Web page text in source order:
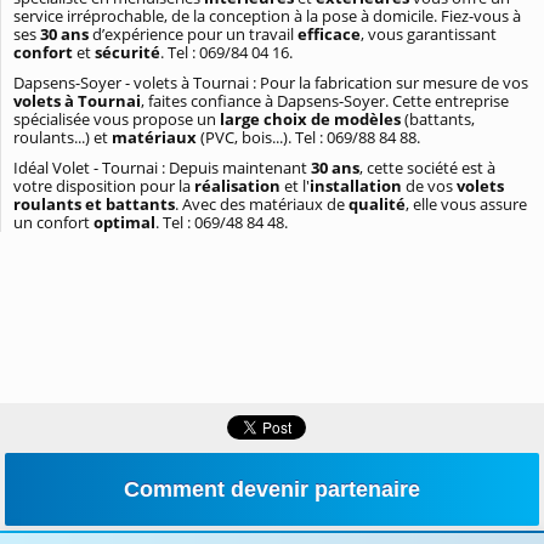
service irréprochable, de la conception à la pose à domicile. Fiez-vous à
ses30 ansd’expérience pour un travailefficace, vous garantissant
confortetsécurité. Tel : 069/84 04 16.
Dapsens-Soyer - volets à Tournai : Pour la fabrication sur mesure de vos
volets à Tournai, faites confiance à Dapsens-Soyer. Cette entreprise
spécialisée vous propose un large choix de modèles(battants,
roulants...) et matériaux(PVC, bois...). Tel : 069/88 84 88.
Idéal Volet - Tournai : Depuis maintenant30 ans, cette société est à
votre disposition pour la réalisation et l'installation de vosvolets
roulants et battants. Avec des matériaux dequalité, elle vous assure
un confortoptimal. Tel : 069/48 84 48.
Comment devenir partenaire